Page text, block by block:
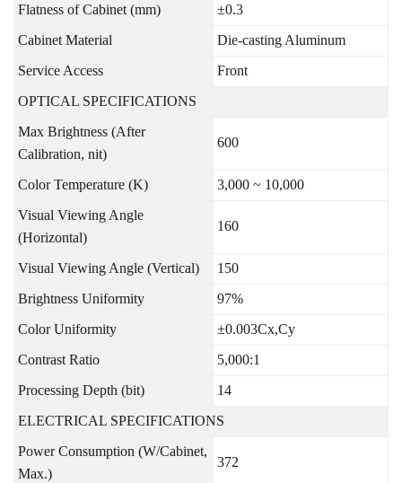
Flatness of Cabinet (mm)
±0.3
Cabinet Material
Die-casting Aluminum
Service Access
Front
OPTICAL SPECIFICATIONS
Max Brightness (After
Calibration, nit)
600
Color Temperature (K)
3,000 ~ 10,000
Visual Viewing Angle
(Horizontal)
160
Visual Viewing Angle (Vertical)
150
Brightness Uniformity
97%
Color Uniformity
±0.003Cx,Cy
Contrast Ratio
5,000:1
Processing Depth (bit)
14
ELECTRICAL SPECIFICATIONS
Power Consumption (W/Cabinet,
Max.)
372